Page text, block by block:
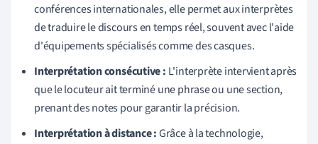
conférences internationales, elle permet aux interprètes
de traduire le discours en temps réel, souvent avec l'aide
d'équipements spécialisés comme des casques.
Interprétation consécutive : L'interprète intervient après
que le locuteur ait terminé une phrase ou une section,
prenant des notes pour garantir la précision.
Interprétation à distance :Grâce à la technologie,